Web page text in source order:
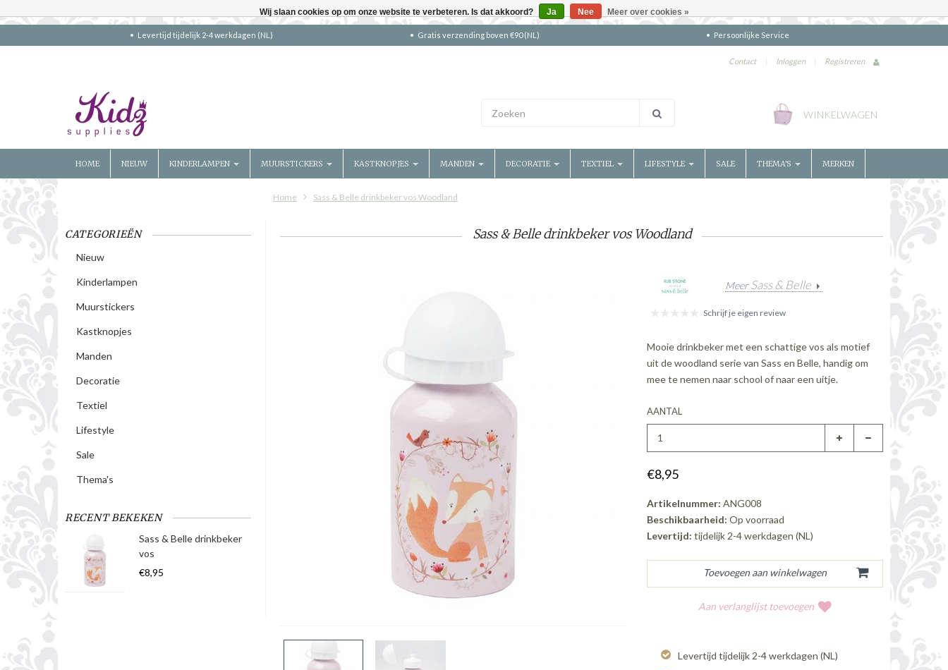
Levertijd tijdelijk 2-4 werkdagen (NL) Gratis verzending boven €90 (NL) Persoonlijke Service
Contact | Inloggen | Registreren
WINKELWAGEN
HOME NIEUW KINDERLAMPEN MUURSTICKERS KASTKNOPJES MANDEN DECORATIE TEXTIEL LIFESTYLE SALE THEMA'S MERKEN
Home Sass & Belle drinkbeker vos Woodland
CATEGORIEËN
Nieuw
Kinderlampen
Muurstickers
Kastknopjes
Manden
Decoratie
Textiel
Lifestyle
Sale
Thema's
RECENT BEKEKEN
Sass & Belle drinkbeker
vos
€8,95
Sass & Belle drinkbeker vos Woodland
MeerSass & Belle
Schrijf je eigen review
Mooie drinkbeker met een schattige vos als motief
uit de woodland serie van Sass en Belle, handig om
mee te nemen naar school of naar een uitje.
AANTAL
€8,95
Artikelnummer: ANG008
Beschikbaarheid: Op voorraad
Levertijd: tijdelijk 2-4 werkdagen (NL)
Aan verlanglijst toevoegen
Levertijd tijdelijk 2-4 werkdagen (NL)
Wij slaan cookies op om onze website te verbeteren. Is dat akkoord? Ja Nee Meer over cookies »